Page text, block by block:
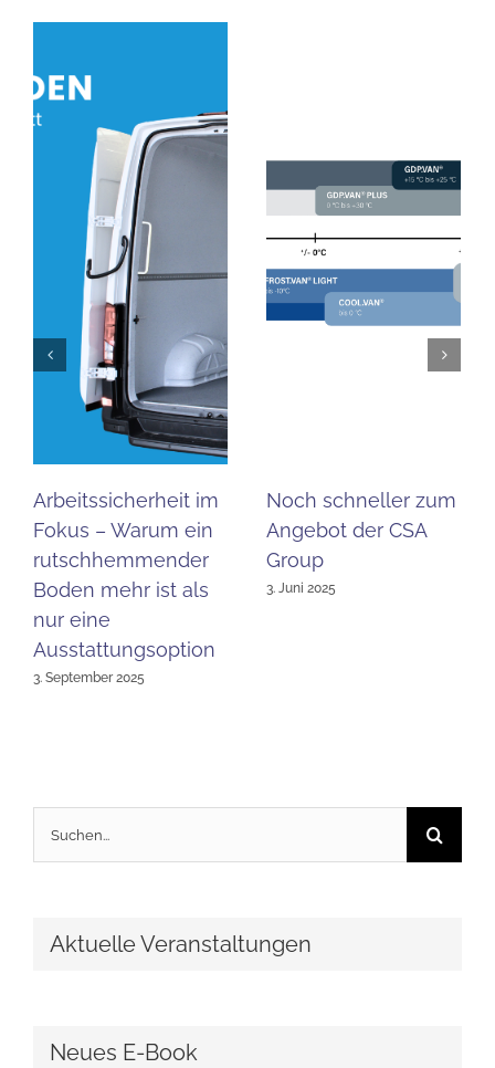
Arbeitssicherheit im
Fokus – Warum ein
rutschhemmender
Boden mehr ist als
nur eine
Ausstattungsoption
3. September 2025
Noch schneller zum
Angebot der CSA
Group
3. Juni 2025
Suche
nach:
Aktuelle Veranstaltungen
Neues E-Book